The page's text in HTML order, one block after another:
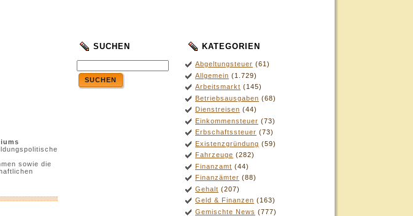
sowie die
SUCHEN
SUCHEN
KATEGORIEN
Abgeltungsteuer (61)
Allgemein (1.729)
Arbeitsmarkt (145)
Betriebsausgaben (68)
Dienstreisen (44)
Einkommensteuer (73)
Erbschaftssteuer (73)
Existenzgründung (59)
Fahrzeuge (282)
Finanzamt (44)
Finanzämter (88)
Gehalt (207)
Geld & Finanzen (163)
Gemischte News (777)